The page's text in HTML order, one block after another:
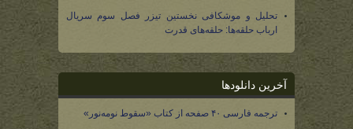
تحلیل و موشکافی نخستین تیزر فصل سوم سریال
ارباب حلقه‌ها: حلقه‌های قدرت
آخرین دانلودها
ترجمه فارسی ۴۰ صفحه از کتاب «سقوط نومه‌نور»